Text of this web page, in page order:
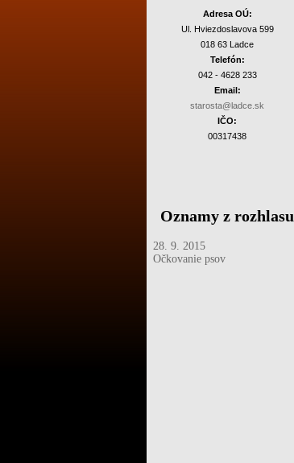
Adresa OÚ:
Ul. Hviezdoslavova 599
018 63 Ladce
Telefón:
042 - 4628 233
Email:
starosta@ladce.sk
IČO:
00317438
Oznamy z rozhlasu
28. 9. 2015
Očkovanie psov